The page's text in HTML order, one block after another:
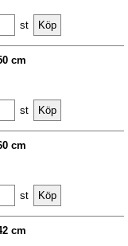
st
cm
st
cm
st
cm